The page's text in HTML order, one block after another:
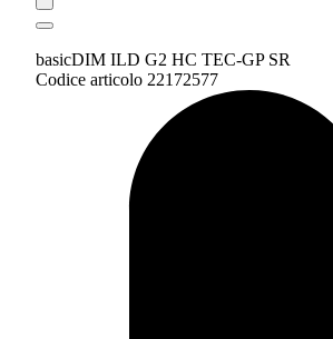
basicDIM ILD G2 HC TEC-GP SR
Codice articolo 22172577